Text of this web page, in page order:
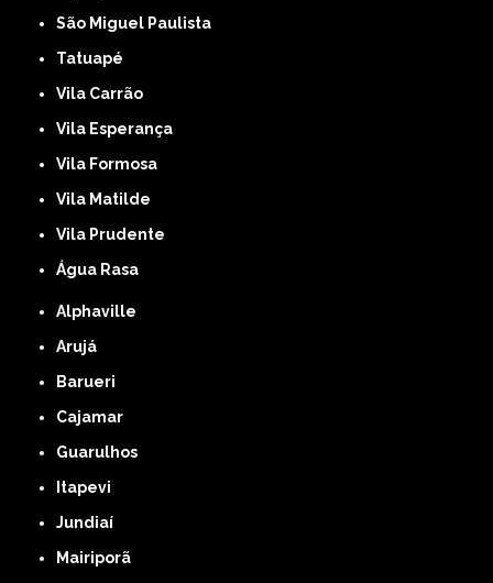
São Miguel Paulista
Tatuapé
Vila Carrão
Vila Esperança
Vila Formosa
Vila Matilde
Vila Prudente
Água Rasa
Alphaville
Arujá
Barueri
Cajamar
Guarulhos
Itapevi
Jundiaí
Mairiporã